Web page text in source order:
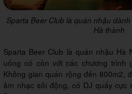
Sparta Beer Club là quán nhậu
Hà thành
Sparta Beer Club là quán nhậu Hà
uống có cồn với các chương trình
Không gian quán rộng đến 800m2,
âm nhạc sôi động, có DJ quẩy cực